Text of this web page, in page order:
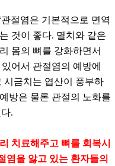
절염은 기본적으로 면역
것이 좋다. 멸치와 같은
몸의 뼈를 강화하면서
어서 관절염의 예방에
시금치는 엽산이 풍부하
방은 물론 관절의 노화를
.
치료해주고 뼈를 회복시
염을 앓고 있는 환자들의